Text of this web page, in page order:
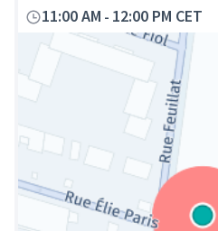
11:00 AM - 12:00 PM CET